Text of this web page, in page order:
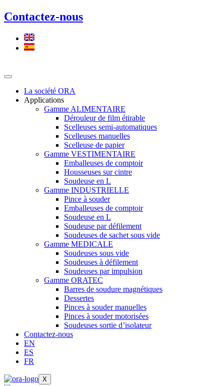
Contactez-nous
La société ORA
Applications
Gamme ALIMENTAIRE
Dérouleur de film étirable
Scelleuses semi-automatiques
Scelleuses manuelles
Scelleuse de papier
Gamme VESTIMENTAIRE
Emballeuses de comptoir
Housseuses sur cintre
Soudeuse en L
Gamme INDUSTRIELLE
Pince à souder
Emballeuses de comptoir
Soudeuse en L
Soudeuse par défilement
Soudeuses de sachet sous vide
Gamme MEDICALE
Soudeuses sous vide
Soudeuses à défilement
Soudeuses par impulsion
Gamme ORATEC
Barres de soudure magnétiques
Dessertes
Pinces à souder manuelles
Pinces à souder motorisées
Soudeuses sortie d’isolateur
Contactez-nous
EN
ES
FR
X